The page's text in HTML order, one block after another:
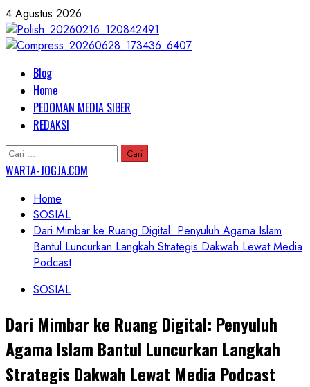
Skip
to
content
4 Agustus 2026
Primary
Menu
Blog
Home
PEDOMAN MEDIA SIBER
REDAKSI
Cari
untuk:
WARTA-JOGJA.COM
Home
SOSIAL
Dari Mimbar ke Ruang Digital: Penyuluh Agama Islam
Bantul Luncurkan Langkah Strategis Dakwah Lewat Media
Podcast
SOSIAL
Dari Mimbar ke Ruang Digital: Penyuluh
Agama Islam Bantul Luncurkan Langkah
Strategis Dakwah Lewat Media Podcast